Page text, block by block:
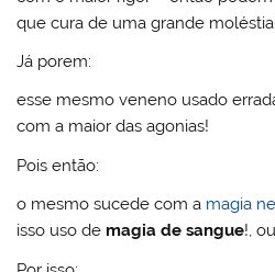
que cura de uma grande
Já porem:
esse mesmo veneno usado
com a maior das agonias!
Pois então:
o mesmo sucede com a magia
isso uso de magia de sangue!,